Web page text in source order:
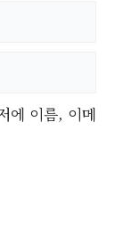
에 이름, 이메